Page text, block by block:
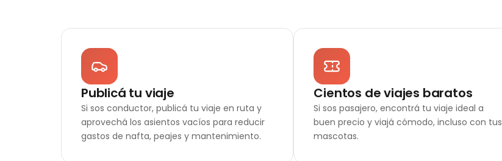
Publicá tu viaje
Si sos conductor, publicá tu viaje en ruta y
aprovechá los asientos vacíos para reducir
gastos de nafta, peajes y mantenimiento.
Cientos de viajes baratos
Si sos pasajero, encontrá tu viaje ideal a
buen precio y viajá cómodo, incluso con tus
mascotas.